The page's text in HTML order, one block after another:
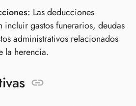
Las deducciones
incluir gastos funerarios, deudas
administrativos relacionados
la herencia.